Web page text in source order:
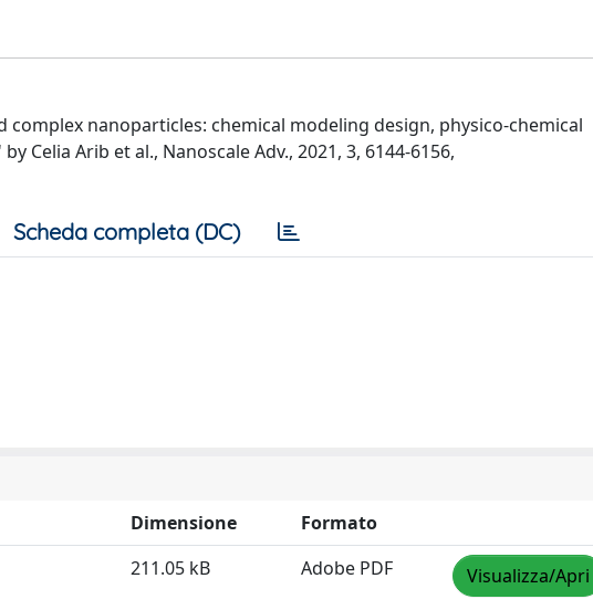
nanoparticles: chemical modeling design, physico-chemical
Celia Arib et al., Nanoscale Adv., 2021, 3, 6144-6156,
Scheda completa (DC)
Dimensione
Formato
211.05 kB Adobe PDF Visualizza/Apri